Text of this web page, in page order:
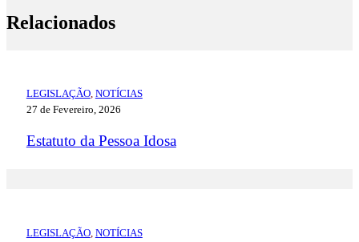
Relacionados
LEGISLAÇÃO, NOTÍCIAS
27 de Fevereiro, 2026
Estatuto da Pessoa Idosa
LEGISLAÇÃO, NOTÍCIAS